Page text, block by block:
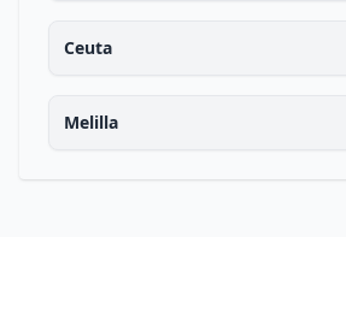
Ceuta
Melilla